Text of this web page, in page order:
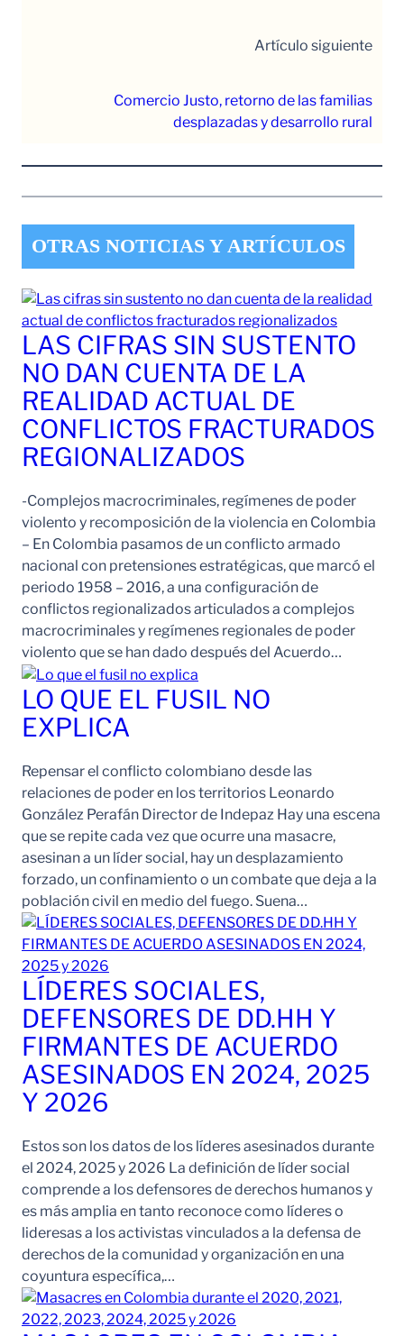
Artículo siguiente
Comercio Justo, retorno de las familias
desplazadas y desarrollo rural
OTRAS NOTICIAS Y ARTÍCULOS
LAS CIFRAS SIN SUSTENTO
NO DAN CUENTA DE LA
REALIDAD ACTUAL DE
CONFLICTOS FRACTURADOS
REGIONALIZADOS
-Complejos macrocriminales, regímenes de poder
violento y recomposición de la violencia en Colombia
– En Colombia pasamos de un conflicto armado
nacional con pretensiones estratégicas, que marcó el
periodo 1958 – 2016, a una configuración de
conflictos regionalizados articulados a complejos
macrocriminales y regímenes regionales de poder
violento que se han dado después del Acuerdo…
LO QUE EL FUSIL NO
EXPLICA
Repensar el conflicto colombiano desde las
relaciones de poder en los territorios Leonardo
González Perafán Director de Indepaz Hay una escena
que se repite cada vez que ocurre una masacre,
asesinan a un líder social, hay un desplazamiento
forzado, un confinamiento o un combate que deja a la
población civil en medio del fuego. Suena…
LÍDERES SOCIALES,
DEFENSORES DE DD.HH Y
FIRMANTES DE ACUERDO
ASESINADOS EN 2024, 2025
Y 2026
Estos son los datos de los líderes asesinados durante
el 2024, 2025 y 2026 La definición de líder social
comprende a los defensores de derechos humanos y
es más amplia en tanto reconoce como líderes o
lideresas a los activistas vinculados a la defensa de
derechos de la comunidad y organización en una
coyuntura específica,…